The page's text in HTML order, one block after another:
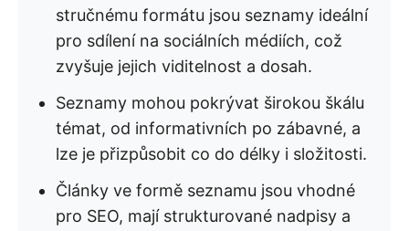
stručnému formátu jsou seznamy ideální
pro sdílení na sociálních médiích, což
zvyšuje jejich viditelnost a dosah.
Seznamy mohou pokrývat širokou škálu
témat, od informativních po zábavné, a
lze je přizpůsobit co do délky i složitosti.
Články ve formě seznamu jsou vhodné
pro SEO, mají strukturované nadpisy a